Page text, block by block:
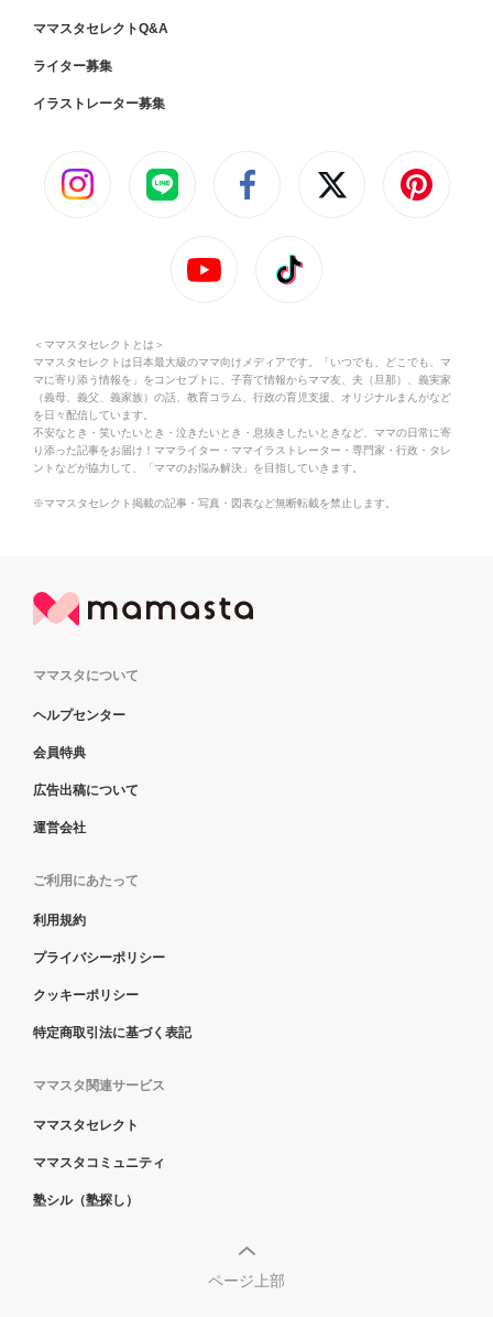
ママスタセレクトQ&A
ライター募集
イラストレーター募集
＜ママスタセレクトとは＞
ママスタセレクトは日本最大級のママ向けメディアです。「いつでも、どこでも、マ
マに寄り添う情報を」をコンセプトに、子育て情報からママ友、夫（旦那）、義実家
（義母、義父、義家族）の話、教育コラム、行政の育児支援、オリジナルまんがなど
を日々配信しています。
不安なとき・笑いたいとき・泣きたいとき・息抜きしたいときなど、ママの日常に寄
り添った記事をお届け！ママライター・ママイラストレーター・専門家・行政・タレ
ントなどが協力して、「ママのお悩み解決」を目指していきます。
※ママスタセレクト掲載の記事・写真・図表など無断転載を禁止します。
ママスタについて
ヘルプセンター
会員特典
広告出稿について
運営会社
ご利用にあたって
利用規約
プライバシーポリシー
クッキーポリシー
特定商取引法に基づく表記
ママスタ関連サービス
ママスタセレクト
ママスタコミュニティ
塾シル（塾探し）
ページ上部